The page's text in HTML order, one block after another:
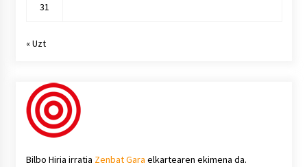
31
« Uzt
Bilbo Hiria irratia Zenbat Gara elkartearen ekimena da.